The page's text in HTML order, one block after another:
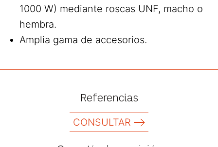
1000 W) mediante roscas UNF, macho o
hembra.
Amplia gama de accesorios.
Referencias
CONSULTAR